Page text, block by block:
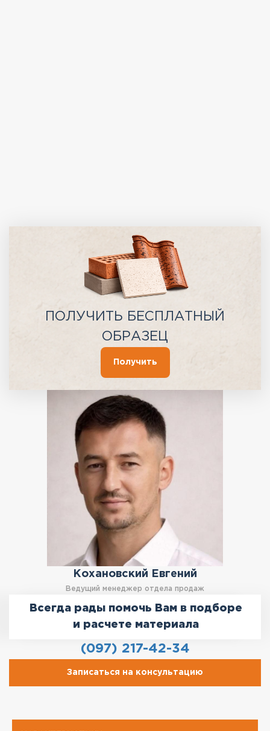
ПОЛУЧИТЬ БЕСПЛАТНЫЙ
ОБРАЗЕЦ
Получить
Кохановский Евгений
Ведущий менеджер отдела продаж
Всегда рады помочь Вам в подборе
и расчете материала
(097) 217-42-34
Записаться на консультацию